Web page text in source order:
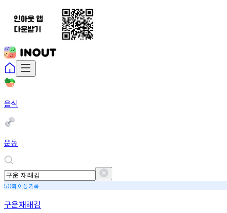
음식
운동
50회 이상기록
구운재래김